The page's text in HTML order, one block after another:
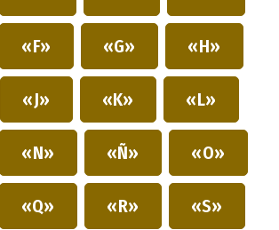
«F» «G» «H»
«J» «K» «L»
«N» «Ñ» «O»
«Q» «R» «S»